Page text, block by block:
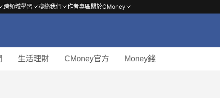
跨領域學習 聯絡我們 作者專區關於CMoney
生活理財 CMoney官方 Money錢